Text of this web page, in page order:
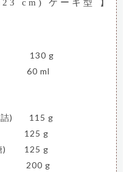
cm) ケーキ型 】
130 g
60 ml
) 115 g
125 g
) 125 g
200 g